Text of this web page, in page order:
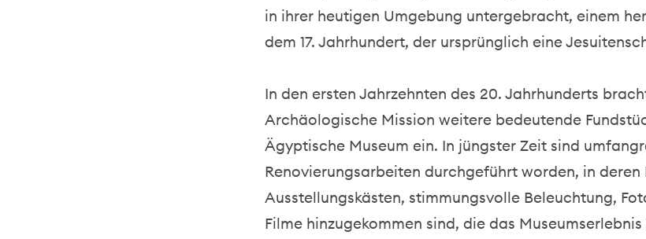
in ihrer heutigen Umgebung untergebracht, einem
dem 17. Jahrhundert, der ursprünglich eine
In den ersten Jahrzehnten des 20. Jahrhunderts
Archäologische Mission weitere bedeutende
Ägyptische Museum ein. In jüngster Zeit sind
Renovierungsarbeiten durchgeführt worden, in deren
Ausstellungskästen, stimmungsvolle Beleuchtung,
Filme hinzugekommen sind, die das